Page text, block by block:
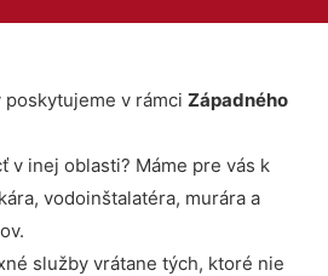
v rámci Západného
v inej oblasti? Máme pre vás k
vodoinštalatéra, murára a
služby vrátane tých, ktoré nie